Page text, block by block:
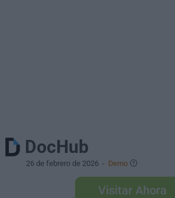
DocHub
26 de febrero de 2026 - Demo
Visitar Ahora